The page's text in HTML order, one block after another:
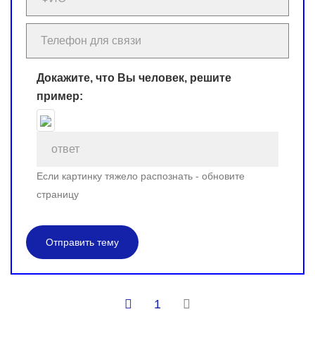
Докажите, что Вы человек, решите
пример:
Если картинку тяжело распознать - обновите
страницу
Отправить тему
1